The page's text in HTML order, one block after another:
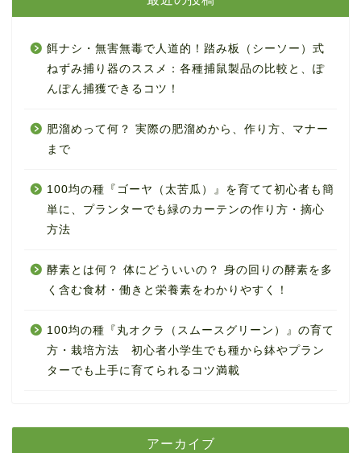
餌ナシ・無害無毒で人道的！踏み板（シーソー）式
ねずみ捕り器のススメ：各種捕鼠製品の比較と、ぽ
んぽん捕獲できるコツ！
肥溜めって何？ 実際の肥溜めから、作り方、マナー
まで
100均の種『ゴーヤ（太苦瓜）』を育てて初心者も簡
単に、プランターでも緑のカーテンの作り方・摘心
方法
酵素とは何？ 体にどういいの？ 身の回りの酵素を多
く含む食材・働きと栄養素をわかりやすく！
100均の種『丸オクラ（スムースグリーン）』の育て
方・栽培方法 初心者小学生でも種から鉢やプラン
ターでも上手に育てられるコツ満載
アーカイブ